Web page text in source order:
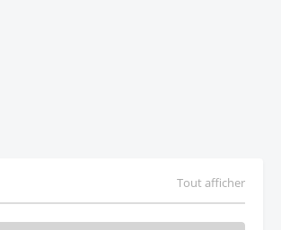
Tout afficher